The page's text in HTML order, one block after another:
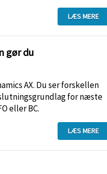
LÆS MERE
gør du
AX. Du ser forskellen
for næste
eller BC.
LÆS MERE